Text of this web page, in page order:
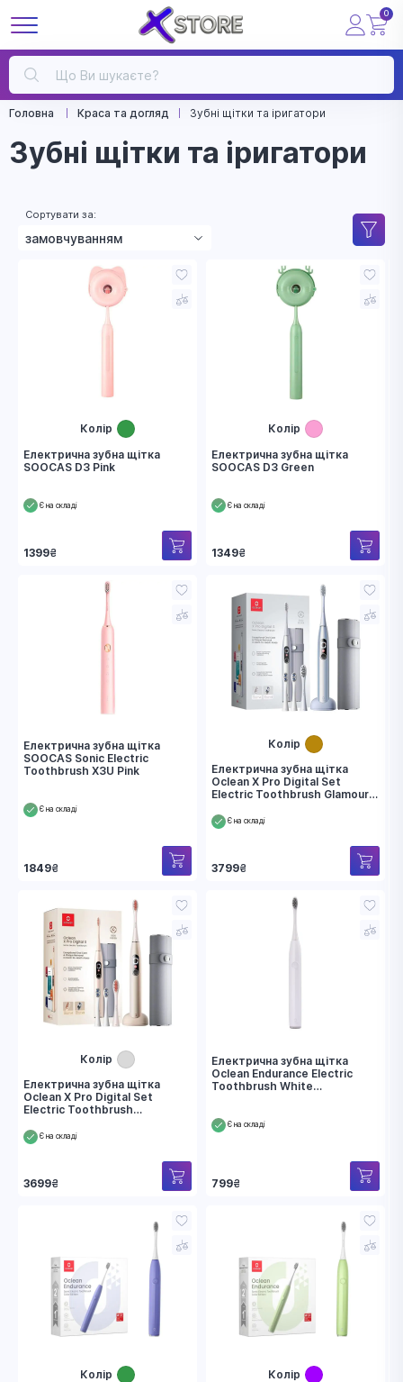
0
Головна Краса та догляд Зубні щітки та іригатори
Зубні щітки та іригатори
Сортувати за:
замовчуванням
зростанням ціни
зменшенням ціни
Колір
Електрична зубна щітка
SOOCAS D3 Pink
Є на складі
1399₴
Колір
Електрична зубна щітка
SOOCAS D3 Green
Є на складі
1349₴
Електрична зубна щітка
SOOCAS Sonic Electric
Toothbrush X3U Pink
Є на складі
1849₴
Колір
Електрична зубна щітка
Oclean X Pro Digital Set
Electric Toothbrush Glamour
Є на складі
3799₴
Колір
Електрична зубна щітка
Oclean X Pro Digital Set
Electric Toothbrush
(6970810552577)
Є на складі
3699₴
Електрична зубна щітка
Oclean Endurance Electric
Toothbrush White
Є на складі
799₴
Колір
Колір